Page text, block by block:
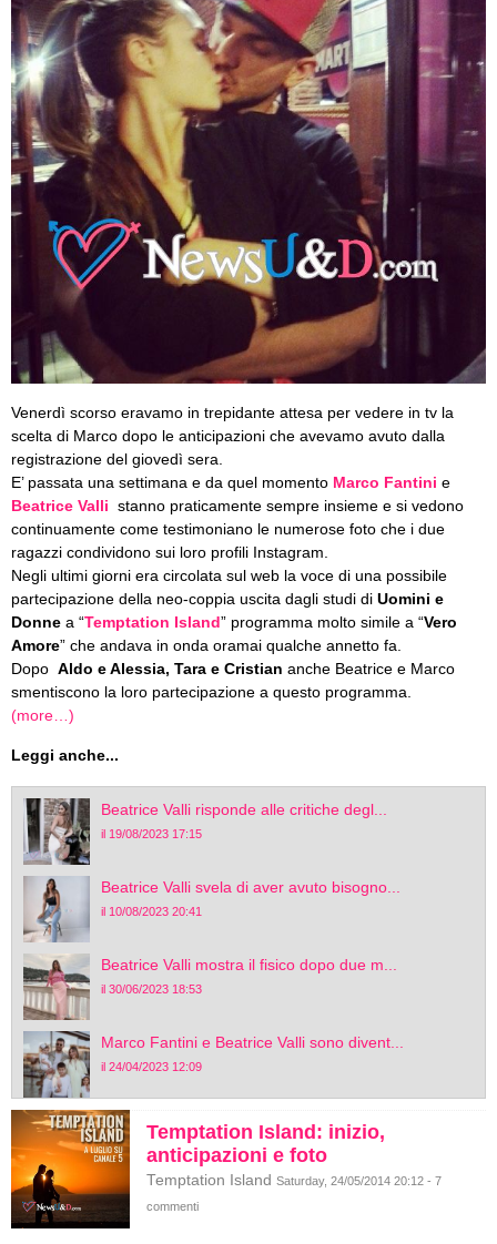
Venerdì scorso eravamo in trepidante attesa per vedere in tv la
scelta di Marco dopo le anticipazioni che avevamo avuto dalla
registrazione del giovedì sera.
E’ passata una settimana e da quel momento Marco Fantini e
Beatrice Valli stanno praticamente sempre insieme e si vedono
continuamente come testimoniano le numerose foto che i due
ragazzi condividono sui loro profili Instagram.
Negli ultimi giorni era circolata sul web la voce di una possibile
partecipazione della neo-coppia uscita dagli studi di Uomini e
Donne a “Temptation Island” programma molto simile a “Vero
Amore” che andava in onda oramai qualche annetto fa.
Dopo Aldo e Alessia, Tara e Cristian anche Beatrice e Marco
smentiscono la loro partecipazione a questo programma.
(more…)
Leggi anche...
Beatrice Valli risponde alle critiche degl...
il 19/08/2023 17:15
Beatrice Valli svela di aver avuto bisogno...
il 10/08/2023 20:41
Beatrice Valli mostra il fisico dopo due m...
il 30/06/2023 18:53
Marco Fantini e Beatrice Valli sono divent...
il 24/04/2023 12:09
Temptation Island: inizio,
anticipazioni e foto
Temptation Island Saturday, 24/05/2014 20:12 - 7
commenti